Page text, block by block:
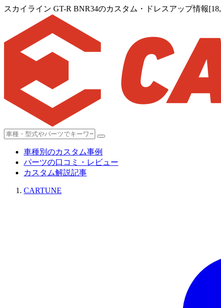
スカイライン GT-R BNR34のカスタム・ドレスアップ情報
車種別のカスタム事例
パーツの口コミ・レビュー
カスタム解説記事
CARTUNE